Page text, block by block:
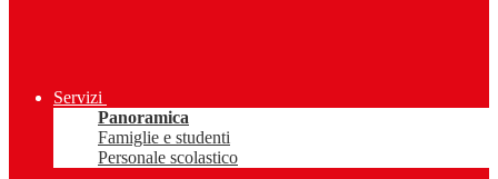
Servizi
Panoramica
Famiglie e studenti
Personale scolastico